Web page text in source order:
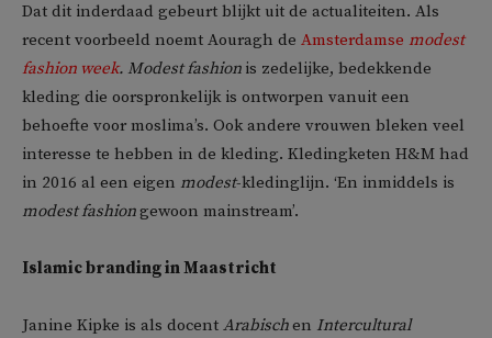
Dat dit inderdaad gebeurt blijkt uit de actualiteiten. Als
recent voorbeeld noemt Aouragh de Amsterdamse modest
fashion week. Modest fashion is zedelijke, bedekkende
kleding die oorspronkelijk is ontworpen vanuit een
behoefte voor moslima’s. Ook andere vrouwen bleken veel
interesse te hebben in de kleding. Kledingketen H&M had
in 2016 al een eigen modest-kledinglijn. ‘En inmiddels is
modest fashiongewoon mainstream’.
Islamic branding in Maastricht
Janine Kipke is als docent Arabischen Intercultural